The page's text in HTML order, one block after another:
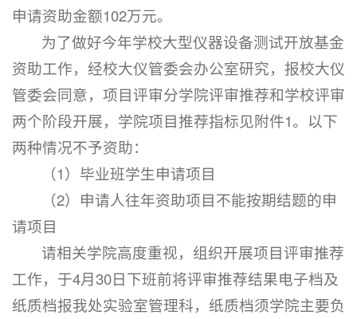
申请资助金额102万元。
为了做好今年学校大型仪器设备测试开放基金
资助工作，经校大仪管委会办公室研究，报校大仪
管委会同意，项目评审分学院评审推荐和学校评审
两个阶段开展，学院项目推荐指标见附件1。以下
两种情况不予资助：
（1）毕业班学生申请项目
（2）申请人往年资助项目不能按期结题的申
请项目
请相关学院高度重视，组织开展项目评审推荐
工作，于4月30日下班前将评审推荐结果电子档及
纸质档报我处实验室管理科，纸质档须学院主要负